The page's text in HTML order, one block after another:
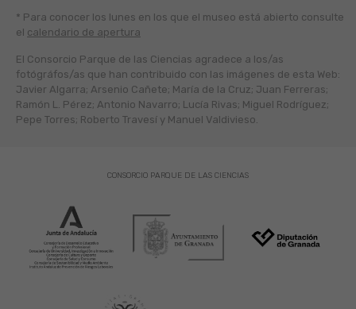
* Para conocer los lunes en los que el museo está abierto consulte
el calendario de apertura
El Consorcio Parque de las Ciencias agradece a los/as
fotógráfos/as que han contribuido con las imágenes de esta Web:
Javier Algarra; Arsenio Cañete; María de la Cruz; Juan Ferreras;
Ramón L. Pérez; Antonio Navarro; Lucía Rivas; Miguel Rodríguez;
Pepe Torres; Roberto Travesí y Manuel Valdivieso.
CONSORCIO PARQUE DE LAS CIENCIAS